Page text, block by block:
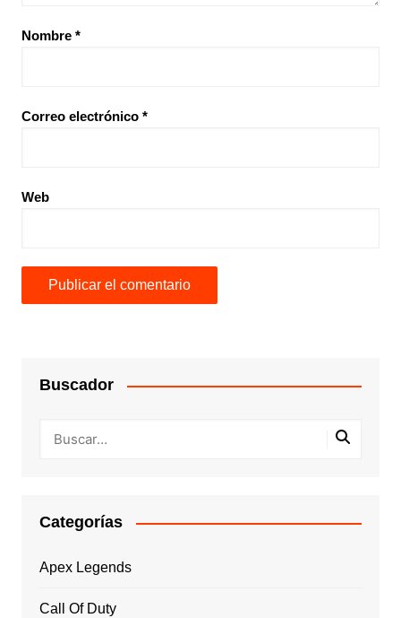
Nombre *
Correo electrónico *
Web
Buscador
Categorías
Apex Legends
Call Of Duty